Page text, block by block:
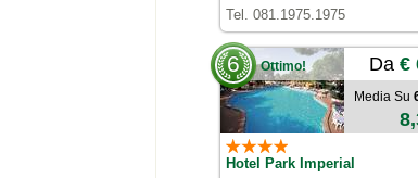
Tel. 081.1975.1975
Ottimo!
6 Da €
Media Su
Hotel Park Imperial